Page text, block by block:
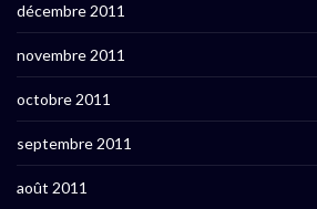
décembre 2011
novembre 2011
octobre 2011
septembre 2011
août 2011